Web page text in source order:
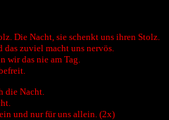
Die Nacht, sie schenkt uns ihren Stolz.
das zuviel macht uns nervös.
wir das nie am Tag.
die Nacht.
und nur für uns allein. (2x)